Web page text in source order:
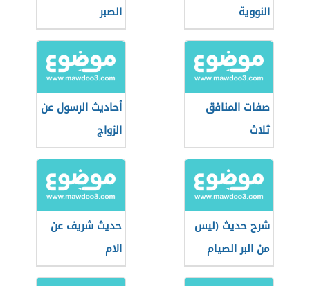
النووية
الصبر
صفات المنافق
ثلاث
أحاديث الرسول عن
الزواج
شرح حديث (ليس
من البر الصيام
في السفر)
حديث شريف عن
الام